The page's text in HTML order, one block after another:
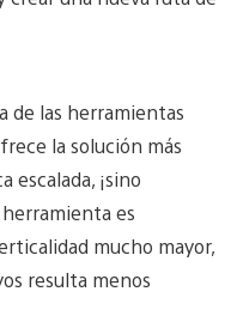
de las herramientas
la solución más
escalada, ¡sino
es
mucho mayor,
resulta menos